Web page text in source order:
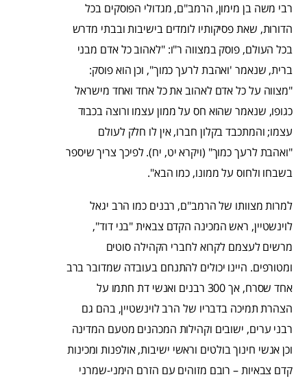
רבי משה בן מימון, הרמב"ם, מגדולי הפוסקים בכל
הדורות, שאת פסיקותיו לומדים בישיבות ובבתי מדרש
בכל העולם, פוסק במצווה ר"ו: "לאהוב כל אדם מבני
ברית, שנאמר 'ואהבת לרעך כמוך", וכן הוא פוסק:
"מצווה על כל אדם לאהוב את כל אחד ואחד מישראל
כגופו, שנאמר שהוא חס על ממון עצמו ורוצה בכבוד
עצמו; והמתכבד בקלון חברו, אין לו חלק לעולם
"ואהבת לרעך כמוך" (ויקרא יט, יח). לפיכך צריך שיספר
בשבחו ולחוס על ממונו, כמו הבא".
למרות מצוותו של הרמב"ם, רבנים כמו הרב יגאל
לוינשטיין, ראש המכינה הקדם צבאית "בני דוד",
מרשים לעצמם לקרוא לחברי הקהילה סוטים
ומטורפים. היינו יכולים להתנחם בעובדה שמדובר ברב
אחד שסרח, אך 300 רבנים ואנשי דת חתמו על
הצהרת תמיכה בדבריו של הרב לוינשטיין, בהם גם
רבני ערים, ישובים וקהילות המכהנים מטעם המדינה
וכן אנשי חינוך בולטים וראשי ישיבות, אולפנות ומכינות
קדם צבאיות – רובם מזוהים עם הזרם הימני-שמרני